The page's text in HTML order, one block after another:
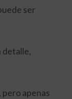
ser
detalle,
apenas